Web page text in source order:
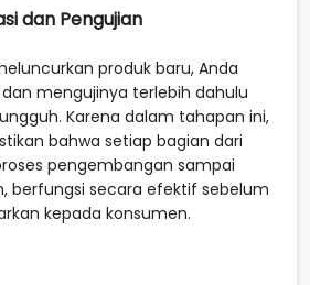
dan Pengujian
produk baru, Anda
mengujinya terlebih dahulu
Karena dalam tahapan ini,
bahwa setiap bagian dari
pengembangan sampai
berfungsi secara efektif sebelum
kepada konsumen.